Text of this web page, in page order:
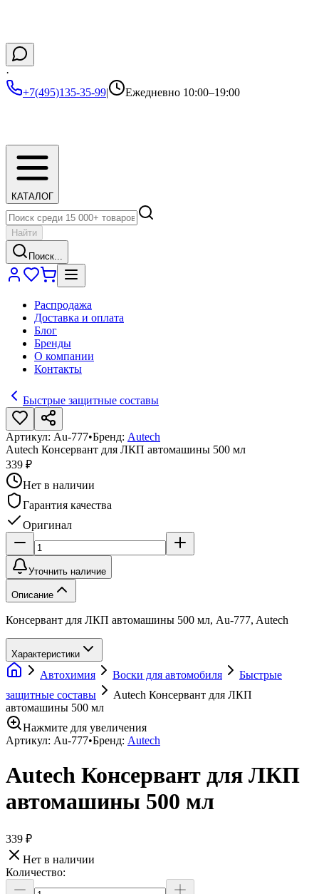
·
+7(495)135-35-99| Ежедневно 10:00–19:00
КАТАЛОГ
Найти
Поиск...
Распродажа
Доставка и оплата
Блог
Бренды
О компании
Контакты
Быстрые защитные составы
Артикул: Au-777•Бренд: Autech
Autech Консервант для ЛКП автомашины 500 мл
339 ₽
Нет в наличии
Гарантия качества
Оригинал
Уточнить наличие
Описание
Консервант для ЛКП автомашины 500 мл, Au-777, Autech
Характеристики
Автохимия Воски для автомобиля
Быстрые
защитные составы
Autech Консервант для ЛКП
автомашины 500 мл
Нажмите для увеличения
Артикул: Au-777•Бренд: Autech
Autech Консервант для ЛКП
автомашины 500 мл
339 ₽
Нет в наличии
Количество: